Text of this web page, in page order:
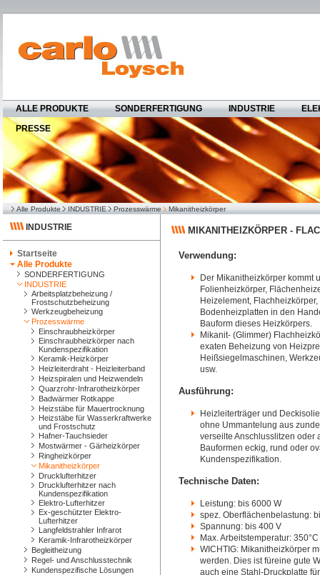
ALLE PRODUKTE SONDERFERTIGUNG INDUSTRIE
PRESSE
Alle Produkte INDUSTRIE Prozesswärme Mikanitheizkörper
INDUSTRIE
Startseite
Alle Produkte
SONDERFERTIGUNG
INDUSTRIE
Arbeitsplatzbeheizung /
Frostschutzbeheizung
Werkzeugbeheizung
Prozesswärme
Einschraubheizkörper
Einschraubheizkörper nach
Kundenspezifikation
Keramik-Heizkörper
Heizleiterdraht - Heizleiterband
Heizspiralen und Heizwendeln
Quarzrohr-Infrarotheizkörper
Badwärmer Rotkappe
Heizstäbe für Mauertrocknung
Heizstäbe für Wasserkraftwerke
und Frostschutz
Hafner-Tauchsieder
Mostwärmer - Gärheizkörper
Ringheizkörper
Mikanitheizkörper
Drucklufterhitzer
Drucklufterhitzer nach
Kundenspezifikation
Elektro-Lufterhitzer
Ex-geschützter Elektro-
Lufterhitzer
Langfeldstrahler Infrarot
Keramik-Infrarotheizkörper
Begleitheizung
Regel- und Anschlusstechnik
Kundenspezifische Lösungen
MIKANITHEIZKÖRPER -
Verwendung:
Der Mikanitheizkörper kommt
Folienheizkörper,
Heizelement,
Bodenheizplatten in den
Bauform dieses Heizkörpers.
Mikanit- (Glimmer)
exaten Beheizung von
Heißsiegelmaschinen,
usw.
Ausführung:
Heizleiterträger und
ohne Ummantelung aus
verseilte Anschlusslitzen
Bauformen eckig, rund oder
Kundenspezifikation.
Technische Daten:
Leistung: bis 6000 W
spez. Oberflächenbelastung:
Spannung: bis 400 V
Max. Arbeitstemperatur: 350°C
WICHTIG: Mikanitheizkörper
werden. Dies ist füreine gute
auch eine Stahl-Druckplatte